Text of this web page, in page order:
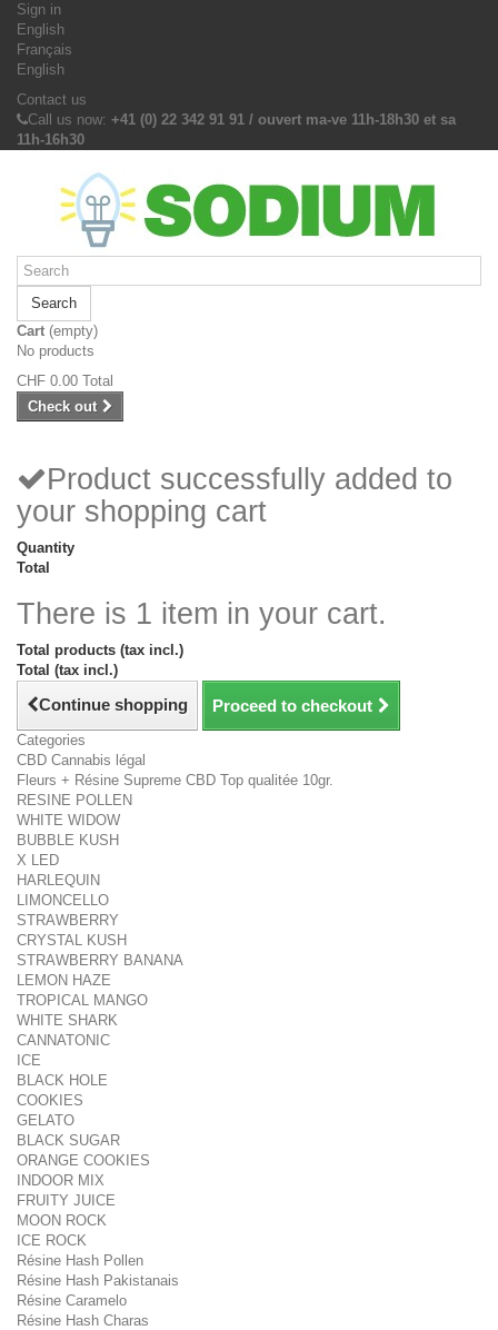
Sign in
English
Français
English
Contact us
Call us now: +41 (0) 22 342 91 91 / ouvert ma-ve 11h-18h30 et sa
11h-16h30
Search
Cart (empty)
No products
CHF 0.00 Total
Check out
Product successfully added to
your shopping cart
Quantity
Total
There is 1 item in your cart.
Total products (tax incl.)
Total (tax incl.)
Continue shopping Proceed to checkout
Categories
CBD Cannabis légal
Fleurs + Résine Supreme CBD Top qualitée 10gr.
RESINE POLLEN
WHITE WIDOW
BUBBLE KUSH
X LED
HARLEQUIN
LIMONCELLO
STRAWBERRY
CRYSTAL KUSH
STRAWBERRY BANANA
LEMON HAZE
TROPICAL MANGO
WHITE SHARK
CANNATONIC
ICE
BLACK HOLE
COOKIES
GELATO
BLACK SUGAR
ORANGE COOKIES
INDOOR MIX
FRUITY JUICE
MOON ROCK
ICE ROCK
Résine Hash Pollen
Résine Hash Pakistanais
Résine Caramelo
Résine Hash Charas